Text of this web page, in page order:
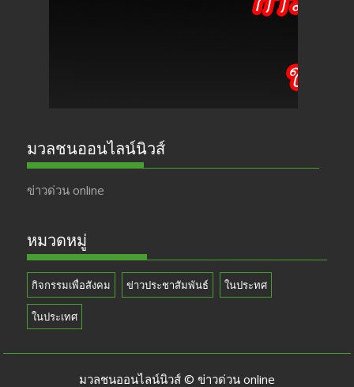
มวลชนออนไลน์นิวส์
ข่าวด่วน online
หมวดหมู่
กิจกรรมเพื่อสังคม ข่าวประชาสัมพันธ์ ในประทศ
ในประเทศ
มวลชนออนไลน์นิวส์ © ข่าวด่วน online